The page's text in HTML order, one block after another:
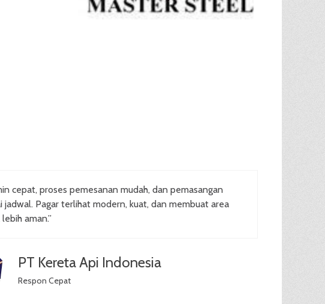
cepat, proses pemesanan mudah, dan pemasangan
jadwal. Pagar terlihat modern, kuat, dan membuat area
aman.”
PT Kereta Api Indonesia
Respon Cepat